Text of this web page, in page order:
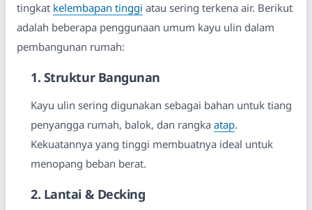
tingkat kelembapan tinggi atau sering terkena air. Berikut
adalah beberapa penggunaan umum kayu ulin dalam
pembangunan rumah:
1. Struktur Bangunan
Kayu ulin sering digunakan sebagai bahan untuk tiang
penyangga rumah, balok, dan rangka atap.
Kekuatannya yang tinggi membuatnya ideal untuk
menopang beban berat.
2. Lantai & Decking